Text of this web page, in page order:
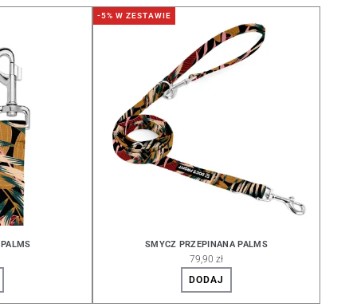
-5% W ZESTAWIE
SMYCZ PRZEPINANA PALMS
79,90 zł
DODAJ